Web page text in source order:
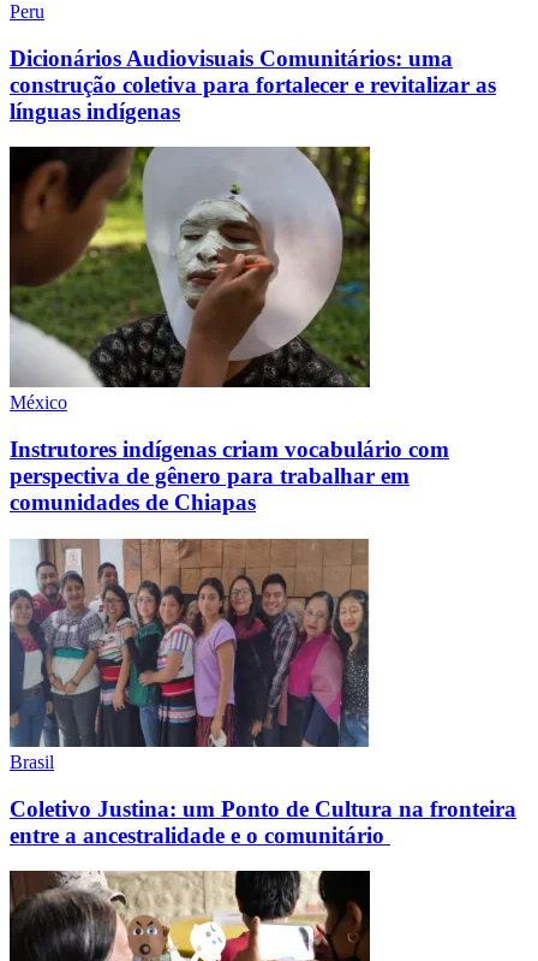
Peru
Dicionários Audiovisuais Comunitários: uma
construção coletiva para fortalecer e revitalizar as
línguas indígenas
México
Instrutores indígenas criam vocabulário com
perspectiva de gênero para trabalhar em
comunidades de Chiapas
Brasil
Coletivo Justina: um Ponto de Cultura na fronteira
entre a ancestralidade e o comunitário